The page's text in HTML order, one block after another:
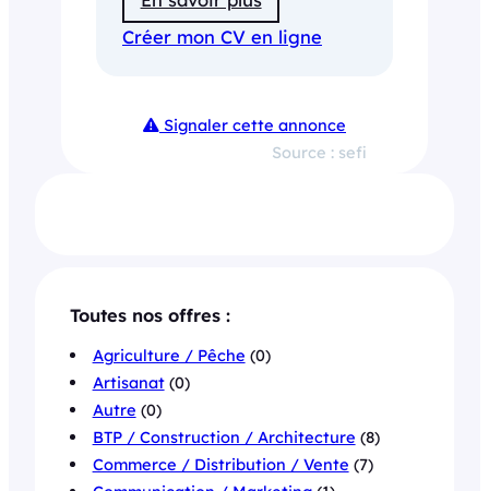
Créer mon CV en ligne
Signaler cette annonce
Source : sefi
Toutes nos offres :
Agriculture / Pêche (0)
Artisanat(0)
Autre (0)
BTP / Construction / Architecture (8)
Commerce / Distribution / Vente (7)